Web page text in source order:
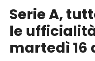
Serie A,
le
martedì 16